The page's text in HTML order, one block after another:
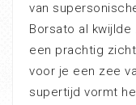
van
Borsato al kwijlde
een prachtig
voor je een zee
supertijd vormt